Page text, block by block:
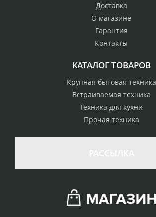
Доставка
О магазине
Гарантия
Контакты
КАТАЛОГ ТОВАРОВ
Крупная бытовая техника
Встраиваемая техника
Техника для кухни
Прочая техника